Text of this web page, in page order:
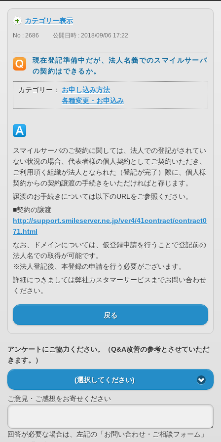
カテゴリー表示
No : 2686 公開日時 : 2018/09/06 17:22
現在登記準備中だが、法人名義でのスマイルサーバ
の契約はできるか。
カテゴリー：
お申し込み方法
各種変更・お申込み
スマイルサーバのご契約に関しては、法人での登記がされてい
ない状況の場合、代表者様の個人契約としてご契約いただき、
ご利用頂く組織が法人となられた（登記が完了）際に、個人様
契約からの契約譲渡の手続きをいただければと存じます。
譲渡のお手続きについては以下のURLをご参照ください。
■契約の譲渡
http://support.smileserver.ne.jp/ver4/41contract/contract0
71.html
なお、ドメインについては、仮登録申請を行うことで登記前の
法人名での取得が可能です。
※法人登記後、本登録の申請を行う必要がございます。
詳細につきましては弊社カスタマーサービスまでお問い合わせ
ください。
戻る
アンケートにご協力ください。（Q&A改善の参考とさせていただ
きます。）
(選択してください)
ご意見・ご感想をお寄せください
回答が必要な場合は、左記の「お問い合わせ・ご相談フォーム」